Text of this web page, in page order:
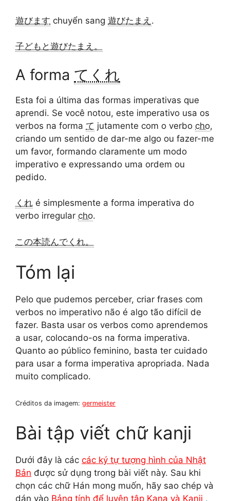
遊びます chuyển sang 遊びたまえ .
子どもと遊びたまえ。
A forma てくれ
Esta foi a última das formas imperativas que
aprendi. Se você notou, este imperativo usa os
verbos na forma て jutamente com o verbo cho,
criando um sentido de dar-me algo ou fazer-me
um favor, formando claramente um modo
imperativo e expressando uma ordem ou
pedido.
くれ é simplesmente a forma imperativa do
verbo irregular cho.
この本読んでくれ。
Tóm lại
Pelo que pudemos perceber, criar frases com
verbos no imperativo não é algo tão difícil de
fazer. Basta usar os verbos como aprendemos
a usar, colocando-os na forma imperativa.
Quanto ao público feminino, basta ter cuidado
para usar a forma imperativa apropriada. Nada
muito complicado.
Créditos da imagem: germeister
Bài tập viết chữ kanji
Dưới đây là các các ký tự tượng hình của Nhật
Bản được sử dụng trong bài viết này. Sau khi
chọn các chữ Hán mong muốn, hãy sao chép và
dán vào Bảng tính để luyện tập Kana và Kanji ,